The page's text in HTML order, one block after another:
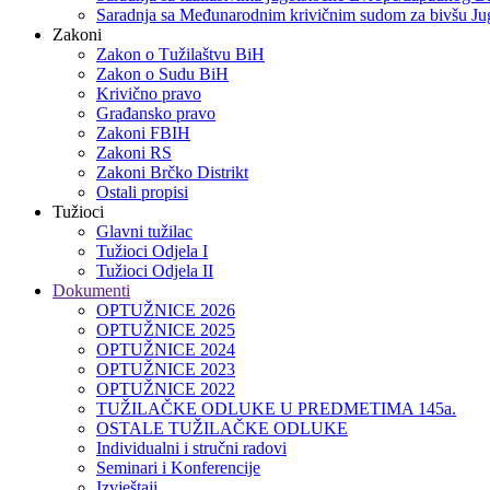
Saradnja sa Međunarodnim krivičnim sudom za bivšu
Zakoni
Zakon o Тužilaštvu BiH
Zakon o Sudu BiH
Krivično pravo
Građansko pravo
Zakoni FBIH
Zakoni RS
Zakoni Brčko Distrikt
Ostali propisi
Tužioci
Glavni tužilac
Tužioci Odjela I
Tužioci Odjela II
Dokumenti
OPTUŽNICE 2026
OPTUŽNICE 2025
OPTUŽNICE 2024
OPTUŽNICE 2023
OPTUŽNICE 2022
TUŽILAČKE ODLUKE U PREDMETIMA 145a.
OSTALE TUŽILAČKE ODLUKE
Individualni i stručni radovi
Seminari i Konferencije